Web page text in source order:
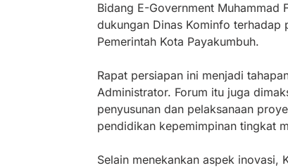
Bidang E-Government Muhammad
dukungan Dinas Kominfo terhadap
Pemerintah Kota Payakumbuh.
Rapat persiapan ini menjadi
Administrator. Forum itu juga
penyusunan dan pelaksanaan
pendidikan kepemimpinan tingkat
Selain menekankan aspek inovasi,